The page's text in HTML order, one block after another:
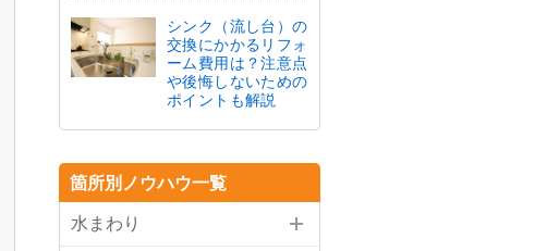
シンク（流し台）の
交換にかかるリフォ
ーム費用は？注意点
や後悔しないための
ポイントも解説
箇所別ノウハウ一覧
水まわり